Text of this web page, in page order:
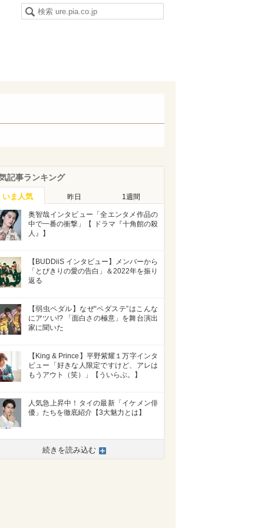
記事ランキング
いま人気 昨日 1週間
奥智哉インタビュー「全エンタメ作品の
中で一番の衝撃」【 ドラマ『十角館の殺
人』】
【BUDDiiS インタビュー】メンバーから
「とびきりの愛の告白」＆2022年を振り
返る
【弱虫ペダル】なぜ“ペダステ”はこんな
にアツい!? 「面白さの極意」を舞台演出
家に聞いた
【King & Prince】平野紫耀１万字インタ
ビュー「好きな人限定ですけど、アレは
もうアウト（笑）」【ういらぶ。】
人気急上昇中！タイの最新「イケメン俳
優」たちを徹底紹介【3大魅力とは】
続きを読み込む